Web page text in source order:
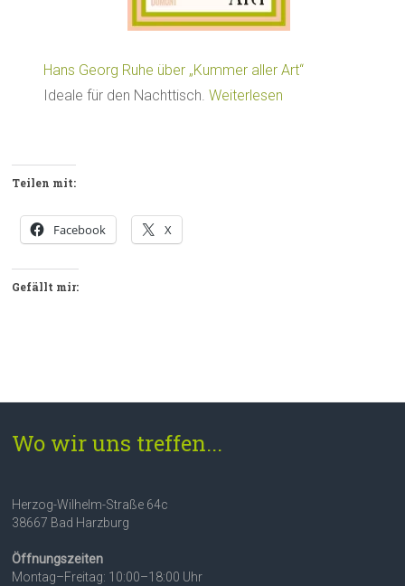
Hans Georg Ruhe über „Kummer aller Art“
Ideale für den Nachttisch.Weiterlesen
Teilen mit:
Facebook X
Gefällt mir:
Wo wir uns treffen...
Herzog-Wilhelm-Straße 64c
38667 Bad Harzburg
Öffnungszeiten
Montag–Freitag: 10:00–18:00 Uhr